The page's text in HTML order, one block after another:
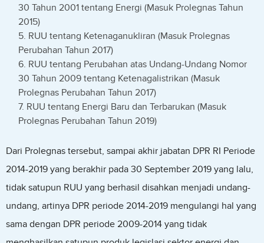
30 Tahun 2001 tentang Energi (Masuk Prolegnas Tahun
2015)
RUU tentang Ketenaganukliran (Masuk Prolegnas
Perubahan Tahun 2017)
RUU tentang Perubahan atas Undang-Undang Nomor
30 Tahun 2009 tentang Ketenagalistrikan (Masuk
Prolegnas Perubahan Tahun 2017)
RUU tentang Energi Baru dan Terbarukan (Masuk
Prolegnas Perubahan Tahun 2019)
Dari Prolegnas tersebut, sampai akhir jabatan DPR RI Periode
2014-2019 yang berakhir pada 30 September 2019 yang lalu,
tidak satupun RUU yang berhasil disahkan menjadi undang-
undang, artinya DPR periode 2014-2019 mengulangi hal yang
sama dengan DPR periode 2009-2014 yang tidak